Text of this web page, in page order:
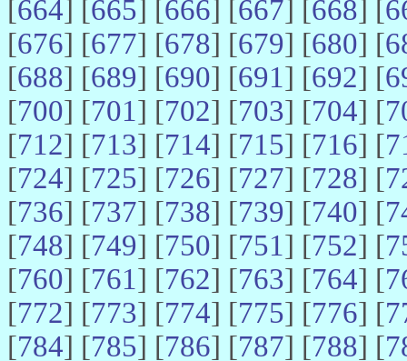
[664] [665] [666] [667] [668] [
[676] [677] [678] [679] [680] [
[688] [689] [690] [691] [692] [
[700] [701] [702] [703] [704] [
[712] [713] [714] [715] [716] [
[724] [725] [726] [727] [728] [
[736] [737] [738] [739] [740] [
[748] [749] [750] [751] [752] [
[760] [761] [762] [763] [764] [
[772] [773] [774] [775] [776] [
[784] [785] [786] [787] [788] [